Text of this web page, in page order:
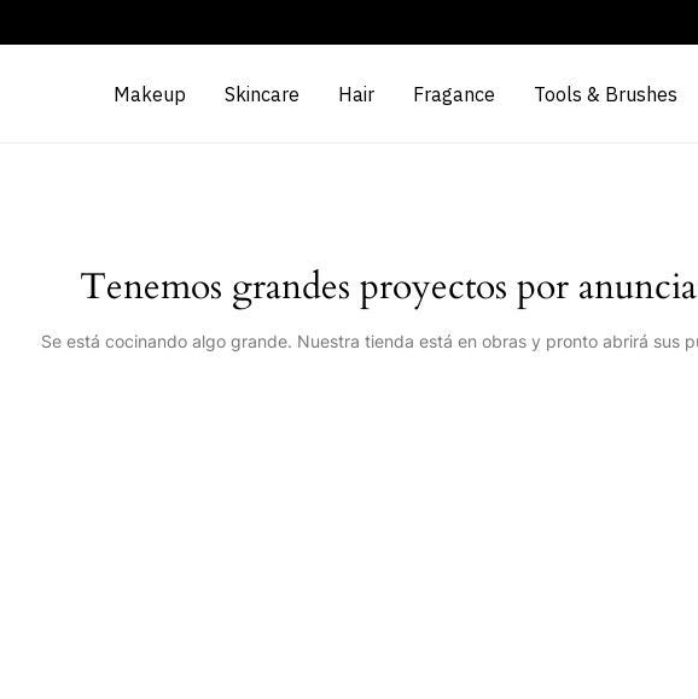
Makeup Skincare Hair Fragance Tools & Brushes
Tenemos grandes proyectos por
Se está cocinando algo grande. Nuestra tienda está en obras y pronto abrirá sus